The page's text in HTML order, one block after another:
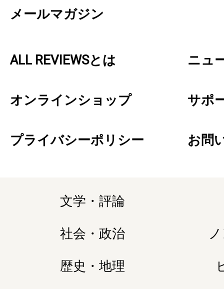
メールマガジン
ALL REVIEWSとは ニュ
オンラインショップ サポ
プライバシーポリシー お問
文学・評論
社会・政治
歴史・地理